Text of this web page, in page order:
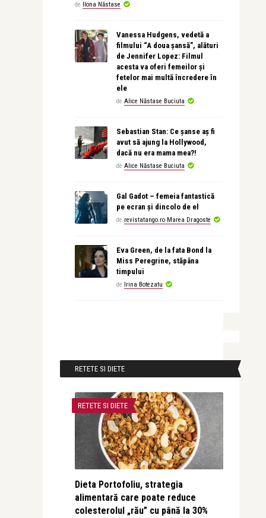
de Ilona Năstase
Vanessa Hudgens, vedetă a
filmului “A doua șansă”, alături
de Jennifer Lopez: Filmul
acesta va oferi femeilor și
fetelor mai multă încredere în
ele
de Alice Năstase Buciuta
Sebastian Stan: Ce șanse aș fi
avut să ajung la Hollywood,
dacă nu era mama mea?!
de Alice Năstase Buciuta
Gal Gadot – femeia fantastică
pe ecran și dincolo de el
de revistatango.ro Marea Dragoste
Eva Green, de la fata Bond la
Miss Peregrine, stăpâna
timpului
de Irina Botezatu
RETETE SI DIETE
RETETE SI DIETE
Dieta Portofoliu, strategia
alimentară care poate reduce
colesterolul „rău” cu până la 30%